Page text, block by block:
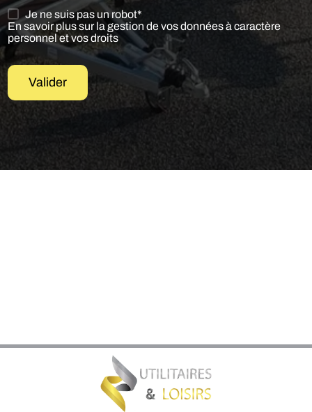
Je ne suis pas un robot*
En savoir plus sur la gestion de vos données à caractère
personnel et vos droits
Valider